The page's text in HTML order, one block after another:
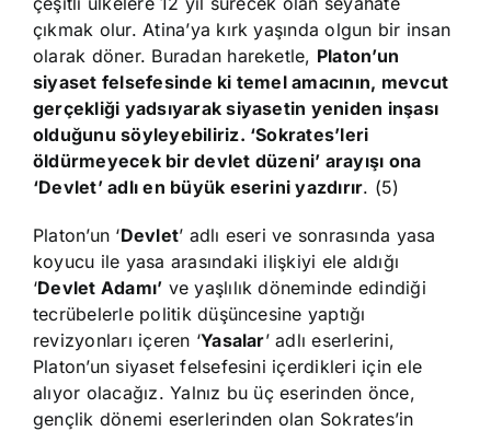
çıkmak olur. Atina’ya kırk yaşında olgun bir insan
olarak döner. Buradan hareketle, Platon’un
siyaset felsefesinde ki temel amacının, mevcut
gerçekliği yadsıyarak siyasetin yeniden inşası
olduğunu söyleyebiliriz. ‘Sokrates’leri
öldürmeyecek bir devlet düzeni’ arayışı ona
‘Devlet’ adlı en büyük eserini yazdırır. (5)
Platon’un ‘Devlet’ adlı eseri ve sonrasında yasa
koyucu ile yasa arasındaki ilişkiyi ele aldığı
‘Devlet Adamı’ ve yaşlılık döneminde edindiği
tecrübelerle politik düşüncesine yaptığı
revizyonları içeren ‘Yasalar’ adlı eserlerini,
Platon’un siyaset felsefesini içerdikleri için ele
alıyor olacağız. Yalnız bu üç eserinden önce,
gençlik dönemi eserlerinden olan Sokrates’in